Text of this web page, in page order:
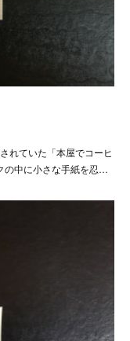
れていた「本屋でコーヒ
の中に小さな手紙を忍…